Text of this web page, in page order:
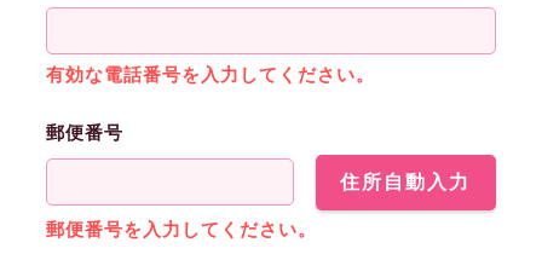
有効な電話番号を入力してください。
郵便番号
住所自動入力
郵便番号を入力してください。